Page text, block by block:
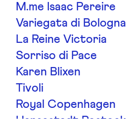
M.me Isaac Pereire
Variegata di Bologna
La Reine Victoria
Sorriso di Pace
Karen Blixen
Tivoli
Royal Copenhagen
Hansestadt Rostock